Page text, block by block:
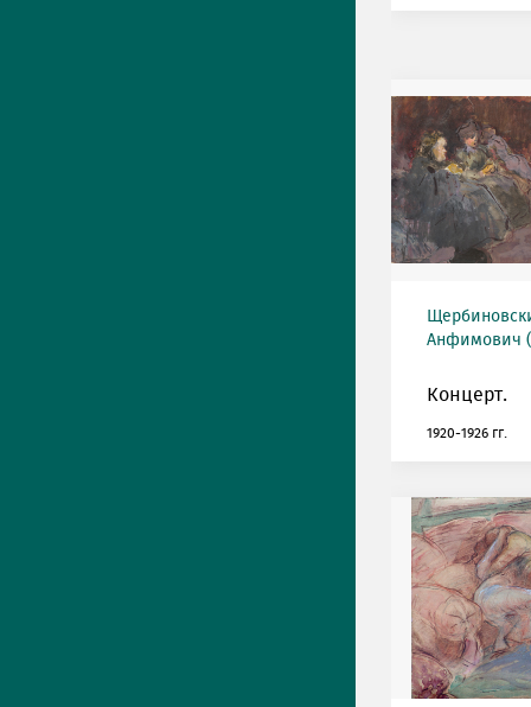
Анфимович
Концерт.
1920-1926 гг.